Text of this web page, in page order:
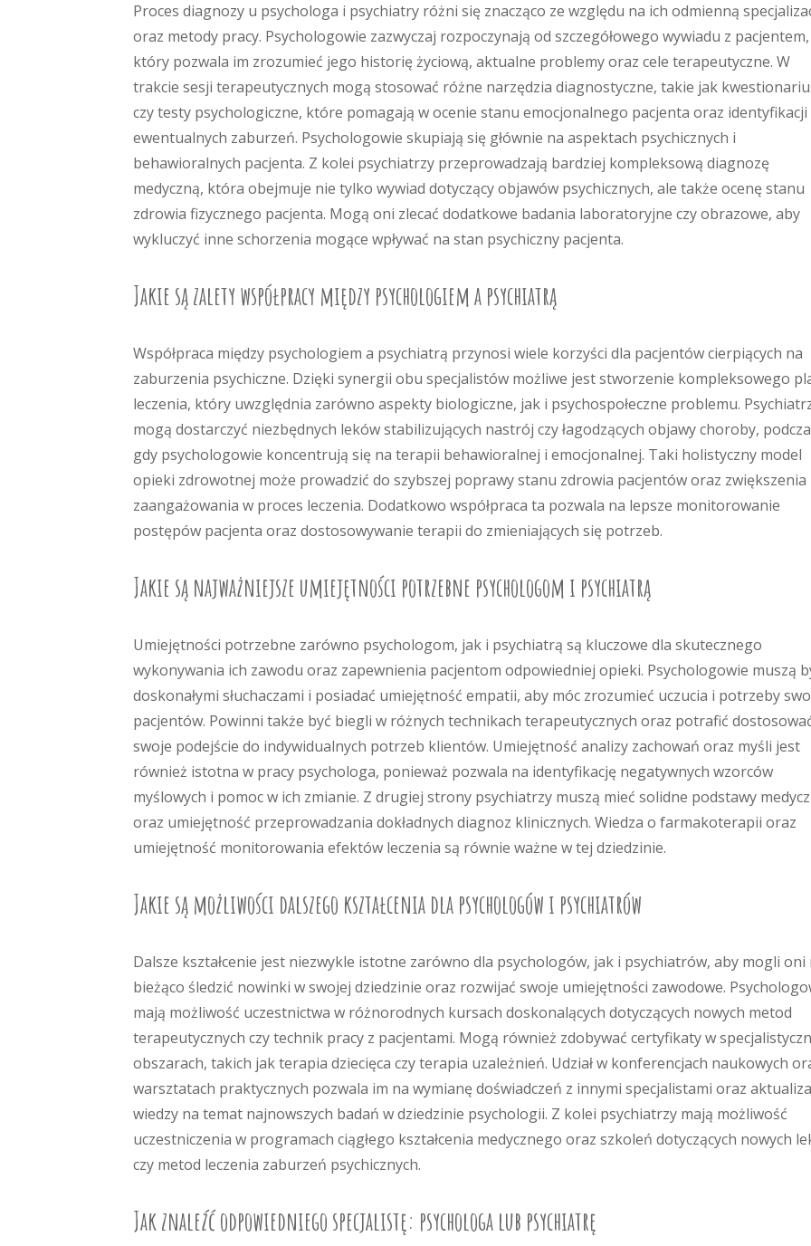
Proces diagnozy u psychologa i psychiatry różni się znacząco ze względu na ich odmienną
oraz metody pracy. Psychologowie zazwyczaj rozpoczynają od szczegółowego wywiadu z pacjentem,
który pozwala im zrozumieć jego historię życiową, aktualne problemy oraz cele terapeutyczne. W
trakcie sesji terapeutycznych mogą stosować różne narzędzia diagnostyczne, takie jak
czy testy psychologiczne, które pomagają w ocenie stanu emocjonalnego pacjenta oraz identyfikacji
ewentualnych zaburzeń. Psychologowie skupiają się głównie na aspektach psychicznych i
behawioralnych pacjenta. Z kolei psychiatrzy przeprowadzają bardziej kompleksową diagnozę
medyczną, która obejmuje nie tylko wywiad dotyczący objawów psychicznych, ale także ocenę stanu
zdrowia fizycznego pacjenta. Mogą oni zlecać dodatkowe badania laboratoryjne czy obrazowe, aby
wykluczyć inne schorzenia mogące wpływać na stan psychiczny pacjenta.
Jakie są zalety współpracy między psychologiem a psychiatrą
Współpraca między psychologiem a psychiatrą przynosi wiele korzyści dla pacjentów cierpiących na
zaburzenia psychiczne. Dzięki synergii obu specjalistów możliwe jest stworzenie kompleksowego
leczenia, który uwzględnia zarówno aspekty biologiczne, jak i psychospołeczne problemu.
mogą dostarczyć niezbędnych leków stabilizujących nastrój czy łagodzących objawy choroby,
gdy psychologowie koncentrują się na terapii behawioralnej i emocjonalnej. Taki holistyczny model
opieki zdrowotnej może prowadzić do szybszej poprawy stanu zdrowia pacjentów oraz zwiększenia
zaangażowania w proces leczenia. Dodatkowo współpraca ta pozwala na lepsze monitorowanie
postępów pacjenta oraz dostosowywanie terapii do zmieniających się potrzeb.
Jakie są najważniejsze umiejętności potrzebne psychologom i psychiatrą
Umiejętności potrzebne zarówno psychologom, jak i psychiatrą są kluczowe dla skutecznego
wykonywania ich zawodu oraz zapewnienia pacjentom odpowiedniej opieki. Psychologowie muszą
doskonałymi słuchaczami i posiadać umiejętność empatii, aby móc zrozumieć uczucia i potrzeby
pacjentów. Powinni także być biegli w różnych technikach terapeutycznych oraz potrafić
swoje podejście do indywidualnych potrzeb klientów. Umiejętność analizy zachowań oraz myśli jest
również istotna w pracy psychologa, ponieważ pozwala na identyfikację negatywnych wzorców
myślowych i pomoc w ich zmianie. Z drugiej strony psychiatrzy muszą mieć solidne podstawy
oraz umiejętność przeprowadzania dokładnych diagnoz klinicznych. Wiedza o farmakoterapii oraz
umiejętność monitorowania efektów leczenia są równie ważne w tej dziedzinie.
Jakie są możliwości dalszego kształcenia dla psychologów i psychiatrów
Dalsze kształcenie jest niezwykle istotne zarówno dla psychologów, jak i psychiatrów, aby mogli oni
bieżąco śledzić nowinki w swojej dziedzinie oraz rozwijać swoje umiejętności zawodowe.
mają możliwość uczestnictwa w różnorodnych kursach doskonalących dotyczących nowych metod
terapeutycznych czy technik pracy z pacjentami. Mogą również zdobywać certyfikaty w
obszarach, takich jak terapia dziecięca czy terapia uzależnień. Udział w konferencjach naukowych
warsztatach praktycznych pozwala im na wymianę doświadczeń z innymi specjalistami oraz
wiedzy na temat najnowszych badań w dziedzinie psychologii. Z kolei psychiatrzy mają możliwość
uczestniczenia w programach ciągłego kształcenia medycznego oraz szkoleń dotyczących nowych
czy metod leczenia zaburzeń psychicznych.
Jak znaleźć odpowiedniego specjalistę: psychologa lub psychiatrę